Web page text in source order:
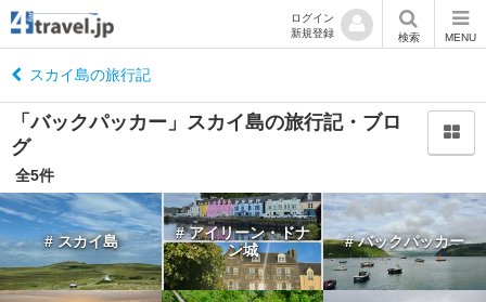
ログイン
新規登録
検索 MENU
スカイ島の旅行記
「バックパッカー」スカイ島の旅行記・ブロ
グ
全5件
# スカイ島
# アイリーン・ドナ
ン城
# バックパッカー
イ
ギ
リ
ス
へ